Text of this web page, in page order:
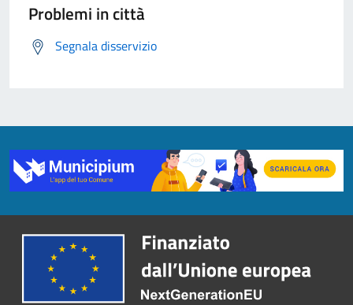
Problemi in città
Segnala disservizio